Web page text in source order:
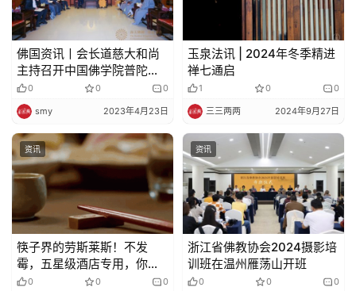
佛国资讯丨会长道慈大和尚
主持召开中国佛学院普陀山
学院院长办公会议
0 0 0
smy 2023年4月23日
玉泉法讯 | 2024年冬季精进
禅七通启
1 0 0
三三两两 2024年9月27日
资讯
筷子界的劳斯莱斯！不发
霉，五星级酒店专用，你也
可以有！
0 0 0
资讯
浙江省佛教协会2024摄影培
训班在温州雁荡山开班
0 0 0